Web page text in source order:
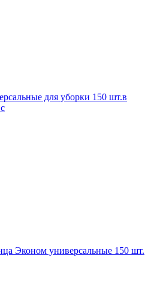
для уборки 150 шт.в
Эконом универсальные 150 шт.